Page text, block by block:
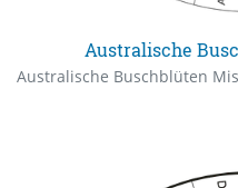
Australische
Australische Buschblüten